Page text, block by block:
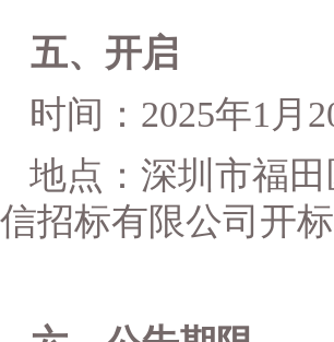
五、开启
时间： 2025年1 月
地点： 深圳市福
信招标有限公司开标